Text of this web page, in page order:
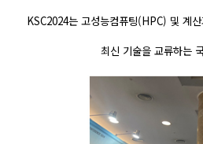
최신 기술을 교류하는